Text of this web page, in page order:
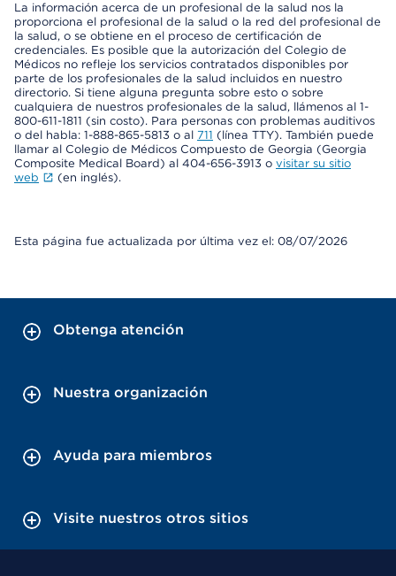
La información acerca de un profesional de la salud nos la
proporciona el profesional de la salud o la red del profesional de
la salud, o se obtiene en el proceso de certificación de
credenciales. Es posible que la autorización del Colegio de
Médicos no refleje los servicios contratados disponibles por
parte de los profesionales de la salud incluidos en nuestro
directorio. Si tiene alguna pregunta sobre esto o sobre
cualquiera de nuestros profesionales de la salud, llámenos al 1-
800-611-1811 (sin costo). Para personas con problemas auditivos
o del habla: 1-888-865-5813 o al 711 (línea TTY). También puede
llamar al Colegio de Médicos Compuesto de Georgia (Georgia
Composite Medical Board) al 404-656-3913 o visitar su sitio
web
(en inglés).
Esta página fue actualizada por última vez el: 08/07/2026
Obtenga atención
Nuestra organización
Ayuda para miembros
Visite nuestros otros sitios